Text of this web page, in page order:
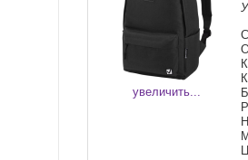
увеличить...